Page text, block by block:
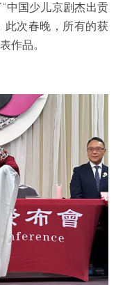
中国少儿京剧杰出贡
此次春晚，所有的获
作品。